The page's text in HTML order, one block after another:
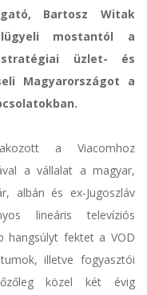
Bartosz Witak
mostantól a
stratégiai üzlet- és
Magyarországot a
a Viacomhoz
a vállalat a magyar,
albán és ex-Jugoszláv
lineáris televíziós
hangsúlyt fektet a VOD
illetve fogyasztói
közel két évig